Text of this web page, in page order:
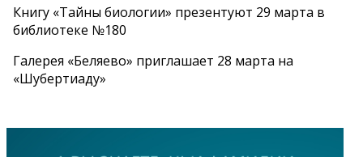
Книгу «Тайны биологии» презентуют 29 марта в
библиотеке №180
Галерея «Беляево» приглашает 28 марта на
«Шубертиаду»